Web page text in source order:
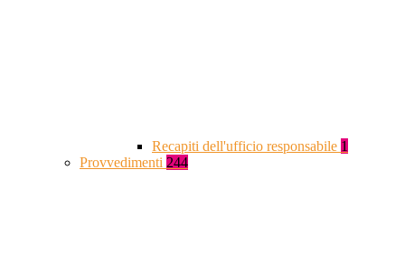
Recapiti dell'ufficio responsabile 1
Provvedimenti 244